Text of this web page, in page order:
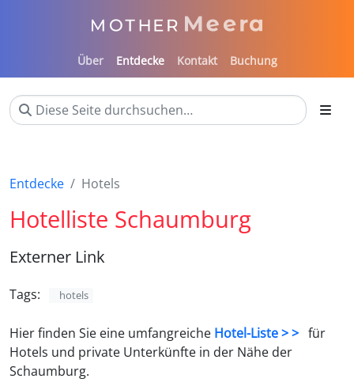
Über Entdecke Kontakt Buchung
Entdecke Hotels
Hotelliste Schaumburg
Externer Link
Tags: hotels
Hier finden Sie eine umfangreiche Hotel-Liste > > für
Hotels und private Unterkünfte in der Nähe der
Schaumburg.